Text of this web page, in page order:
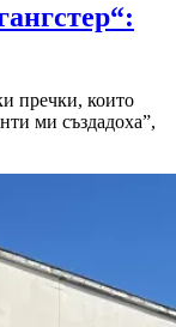
пречки, които
ми създадоха”,